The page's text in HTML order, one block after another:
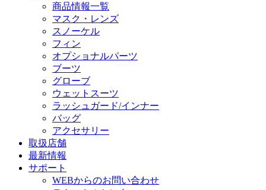
商品情報一覧
マスク・レンズ
スノーケル
フィン
オプショナルパーツ
ブーツ
グローブ
ウェットスーツ
ラッシュガード/インナー
バッグ
アクセサリー
取扱店舗
最新情報
サポート
WEBからのお問い合わせ